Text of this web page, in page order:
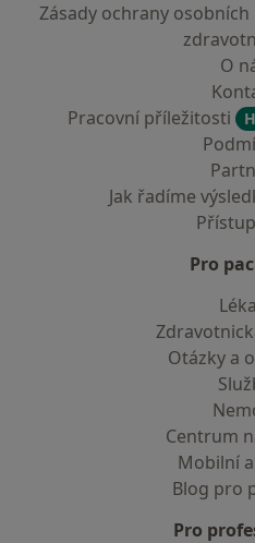
Zásady ochrany
O
Pracovní příležitosti
Jak řadíme
Pro
Otázky a
Centrum
Mobilní
Blog pro
Pro